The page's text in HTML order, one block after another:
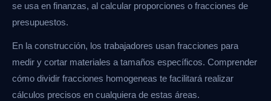
se usa en finanzas, al calcular proporciones o fracciones de
presupuestos.
En la construcción, los trabajadores usan fracciones para
medir y cortar materiales a tamaños específicos. Comprender
cómo dividir fracciones homogeneas te facilitará realizar
cálculos precisos en cualquiera de estas áreas.